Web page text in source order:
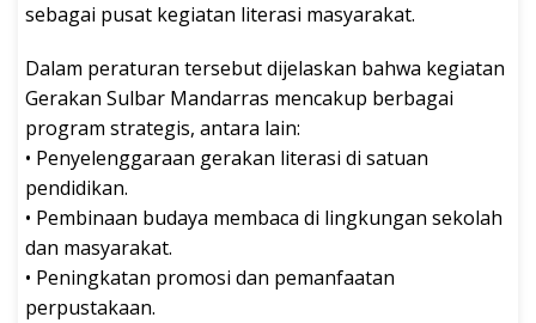
sebagai pusat kegiatan literasi masyarakat.
Dalam peraturan tersebut dijelaskan bahwa kegiatan
Gerakan Sulbar Mandarras mencakup berbagai
program strategis, antara lain:
• Penyelenggaraan gerakan literasi di satuan
pendidikan.
• Pembinaan budaya membaca di lingkungan sekolah
dan masyarakat.
• Peningkatan promosi dan pemanfaatan
perpustakaan.